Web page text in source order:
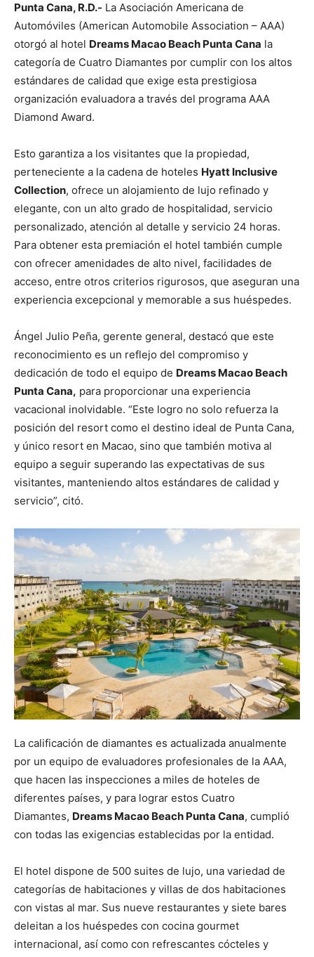
Punta Cana, R.D.- La Asociación Americana de
Automóviles (American Automobile Association – AAA)
otorgó al hotel Dreams Macao Beach Punta Cana la
categoría de Cuatro Diamantes por cumplir con los altos
estándares de calidad que exige esta prestigiosa
organización evaluadora a través del programa AAA
Diamond Award.
Esto garantiza a los visitantes que la propiedad,
perteneciente a la cadena de hoteles Hyatt Inclusive
Collection, ofrece un alojamiento de lujo refinado y
elegante, con un alto grado de hospitalidad, servicio
personalizado, atención al detalle y servicio 24 horas.
Para obtener esta premiación el hotel también cumple
con ofrecer amenidades de alto nivel, facilidades de
acceso, entre otros criterios rigurosos, que aseguran una
experiencia excepcional y memorable a sus huéspedes.
Ángel Julio Peña, gerente general, destacó que este
reconocimiento es un reflejo del compromiso y
dedicación de todo el equipo de Dreams Macao Beach
Punta Cana, para proporcionar una experiencia
vacacional inolvidable. “Este logro no solo refuerza la
posición del resort como el destino ideal de Punta Cana,
y único resort en Macao, sino que también motiva al
equipo a seguir superando las expectativas de sus
visitantes, manteniendo altos estándares de calidad y
servicio”, citó.
La calificación de diamantes es actualizada anualmente
por un equipo de evaluadores profesionales de la AAA,
que hacen las inspecciones a miles de hoteles de
diferentes países, y para lograr estos Cuatro
Diamantes, Dreams Macao Beach Punta Cana, cumplió
con todas las exigencias establecidas por la entidad.
El hotel dispone de 500 suites de lujo, una variedad de
categorías de habitaciones y villas de dos habitaciones
con vistas al mar. Sus nueve restaurantes y siete bares
deleitan a los huéspedes con cocina gourmet
internacional, así como con refrescantes cócteles y